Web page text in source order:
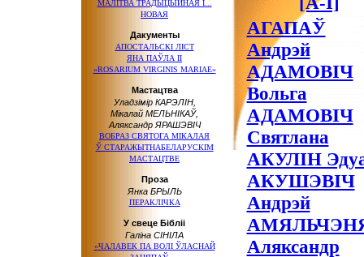
МАЛІТВА ТРАДЫЦЫЙНАЯ І...
НОВАЯ
Дакументы
АПОСТАЛЬСКІ ЛІСТ
ЯНА ПАЎЛА ІІ
«ROSARIUM VIRGINIS MARIAE»
Мастацтва
Уладзімір КАРЭЛІН,
Мікалай МЕЛЬНІКАЎ,
Аляксандр ЯРАШЭВІЧ
ВОБРАЗ СВЯТОГА МІКАЛАЯ
Ў СТАРАЖЫТНАБЕЛАРУСКІМ
МАСТАЦТВЕ
Проза
Янка БРЫЛЬ
ПЕРАКЛІЧКА
У свеце Бібліі
Галіна СІНІЛА
«ЧАЛАВЕК ПА ВОЛІ ЎЛАСНАЙ
АГАПАЎ
Андрэй
АДАМОВІЧ
Вольга
АДАМОВІЧ
Святлана
АКУЛІН
АКУШЭВІЧ
Андрэй
Аляксандр